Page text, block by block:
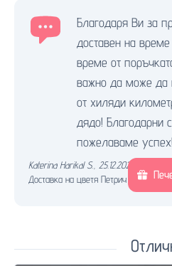
Благодаря Ви за
доставен на
време от
важно да може
от хиляди
дядо! Благодарни
пожелаваме успех!
Katerina Harikal S. 25.12.2024.
Доставка на цветя Петрич